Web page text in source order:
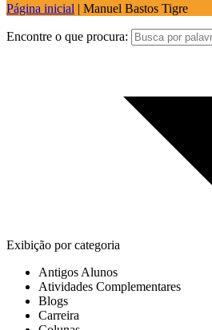
Página inicial | Manuel Bastos Tigre
Encontre o que procura:
Exibição por categoria
Antigos Alunos
Atividades Complementares
Blogs
Carreira